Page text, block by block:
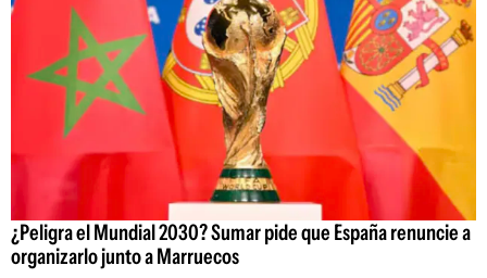
¿Peligra el Mundial 2030? Sumar pide que España renuncie a
organizarlo junto a Marruecos